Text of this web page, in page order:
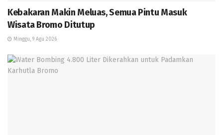
Kebakaran Makin Meluas, Semua Pintu Masuk
Wisata Bromo Ditutup
Minggu, 9 Agu 2026